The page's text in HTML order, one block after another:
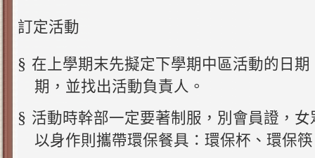
訂定活動
§ 在上學期末先擬定下學期中區活動的日
期，並找出活動負責人。
§ 活動時幹部一定要著制服，別會員證，
以身作則攜帶環保餐具：環保杯、環保